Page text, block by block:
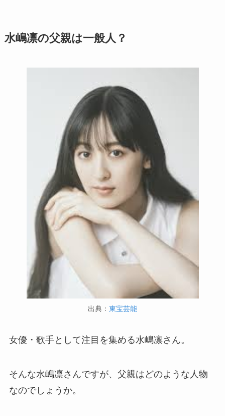
水嶋凛の父親は一般人？
出典： 東宝芸能
女優・歌手として注目を集める水嶋凛さん。
そんな水嶋凛さんですが、父親はどのような人物
なのでしょうか。